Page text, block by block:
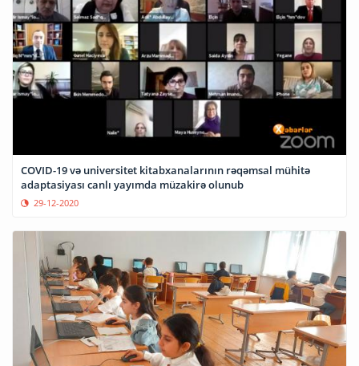
COVID-19 və universitet kitabxanalarının rəqəmsal mühitə
adaptasiyası canlı yayımda müzakirə olunub
29-12-2020